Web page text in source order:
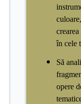
în cele
Să
opere